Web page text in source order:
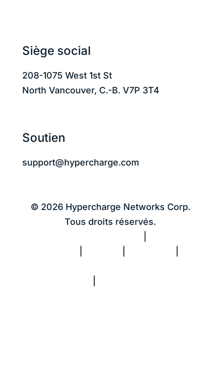
Siège social
208-1075 West 1st St
North Vancouver, C.-B. V7P 3T4
Soutien
support@hypercharge.com
© 2026 Hypercharge Networks Corp.
Tous droits réservés.